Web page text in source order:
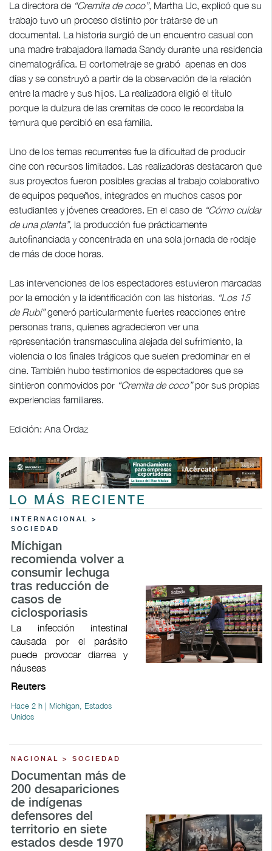
La directora de “Cremita de coco”, Martha Uc, explicó que su
trabajo tuvo un proceso distinto por tratarse de un
documental. La historia surgió de un encuentro casual con
una madre trabajadora llamada Sandy durante una residencia
cinematográfica. El cortometraje se grabó apenas en dos
días y se construyó a partir de la observación de la relación
entre la madre y sus hijos. La realizadora eligió el título
porque la dulzura de las cremitas de coco le recordaba la
ternura que percibió en esa familia.
Uno de los temas recurrentes fue la dificultad de producir
cine con recursos limitados. Las realizadoras destacaron que
sus proyectos fueron posibles gracias al trabajo colaborativo
de equipos pequeños, integrados en muchos casos por
estudiantes y jóvenes creadores. En el caso de “Cómo cuidar
de una planta”, la producción fue prácticamente
autofinanciada y concentrada en una sola jornada de rodaje
de más de doce horas.
Las intervenciones de los espectadores estuvieron marcadas
por la emoción y la identificación con las historias. “Los 15
de Rubí”generó particularmente fuertes reacciones entre
personas trans, quienes agradecieron ver una
representación transmasculina alejada del sufrimiento, la
violencia o los finales trágicos que suelen predominar en el
cine. También hubo testimonios de espectadores que se
sintieron conmovidos por “Cremita de coco”por sus propias
experiencias familiares.
Edición: Ana Ordaz
LO MÁS RECIENTE
INTERNACIONAL >
SOCIEDAD
Míchigan
recomienda volver a
consumir lechuga
tras reducción de
casos de
ciclosporiasis
La infección intestinal
causada por el parásito
puede provocar ​diarrea y
náuseas
Reuters
Hace 2 h | Michigan, Estados
Unidos
NACIONAL > SOCIEDAD
Documentan más de
200 desapariciones
de indígenas
defensores del
territorio en siete
estados desde 1970